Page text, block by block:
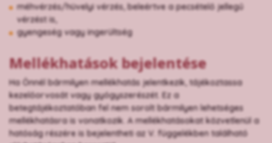
méhvérzés/hüvelyi vérzés, beleértve a pecsételő jellegű
vérzést is,
gyengeség vagy ingerültség
Mellékhatások bejelentése
Ha Önnél bármilyen mellékhatás jelentkezik, tájékoztassa
kezelőorvosát vagy gyógyszerészét. Ez a
betegtájékoztatóban fel nem sorolt bármilyen lehetséges
mellékhatásra is vonatkozik. A mellékhatásokat közvetlenül a
hatóság részére is bejelentheti az V. függelékben található